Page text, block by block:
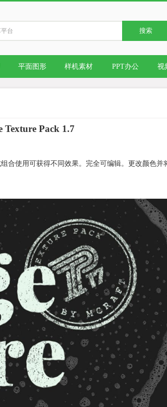
搜索
平面图形 样机素材 PPT办公 视
Texture Pack 1.7
合使用可获得不同效果。 完全可编辑。更改颜色并